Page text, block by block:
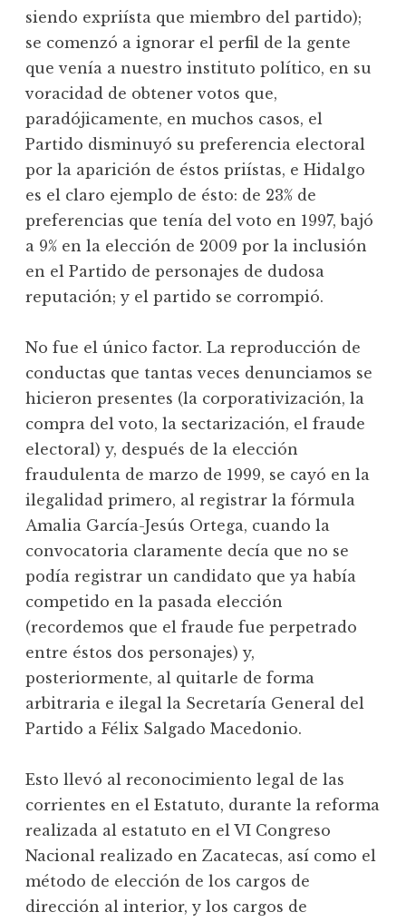
siendo expriísta que miembro del partido);
se comenzó a ignorar el perfil de la gente
que venía a nuestro instituto político, en su
voracidad de obtener votos que,
paradójicamente, en muchos casos, el
Partido disminuyó su preferencia electoral
por la aparición de éstos priístas, e Hidalgo
es el claro ejemplo de ésto: de 23% de
preferencias que tenía del voto en 1997, bajó
a 9% en la elección de 2009 por la inclusión
en el Partido de personajes de dudosa
reputación; y el partido se corrompió.
No fue el único factor. La reproducción de
conductas que tantas veces denunciamos se
hicieron presentes (la corporativización, la
compra del voto, la sectarización, el fraude
electoral) y, después de la elección
fraudulenta de marzo de 1999, se cayó en la
ilegalidad primero, al registrar la fórmula
Amalia García-Jesús Ortega, cuando la
convocatoria claramente decía que no se
podía registrar un candidato que ya había
competido en la pasada elección
(recordemos que el fraude fue perpetrado
entre éstos dos personajes) y,
posteriormente, al quitarle de forma
arbitraria e ilegal la Secretaría General del
Partido a Félix Salgado Macedonio.
Esto llevó al reconocimiento legal de las
corrientes en el Estatuto, durante la reforma
realizada al estatuto en el VI Congreso
Nacional realizado en Zacatecas, así como el
método de elección de los cargos de
dirección al interior, y los cargos de